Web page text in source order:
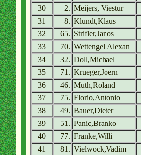
30
2. Meijers, Viestur
31
8. Klundt,Klaus
32
65. Strifler,Janos
33
70. Wettengel,Alexan
34
32. Doll,Michael
35
71. Krueger,Joern
36
46. Muth,Roland
37
75. Florio,Antonio
38
49. Bauer,Dieter
39
51. Panic,Branko
40
77. Franke,Willi
41
81. Vielwock,Vadim